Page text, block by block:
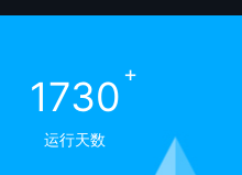
1730 +
运行天数